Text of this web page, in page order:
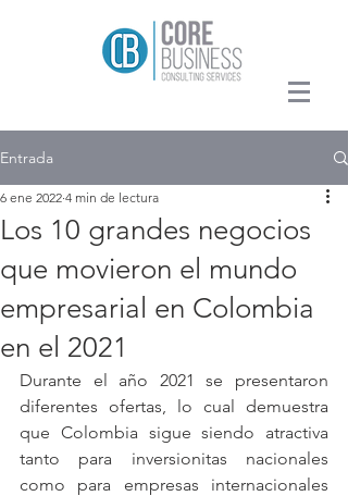
Entrada
Los 10 grandes negocios
que movieron el mundo
empresarial en Colombia
en el 2021
6 ene 2022 4 min de lectura
Durante el año 2021 se presentaron
diferentes ofertas, lo cual demuestra
que Colombia sigue siendo atractiva
tanto para inversionitas nacionales
como para empresas internacionales